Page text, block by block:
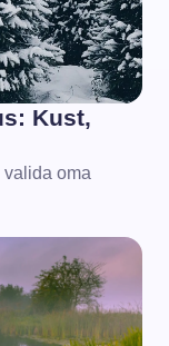
Kust,
oma